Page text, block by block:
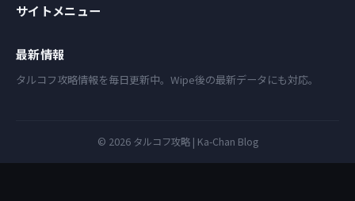
サイトメニュー
最新情報
タルコフ攻略情報を毎日更新中。Wipe後の最新データにも対応。
© 2026 タルコフ攻略 | Ka-Chan Blog